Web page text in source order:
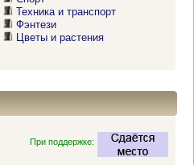
Техника и транспорт
Фэнтези
Цветы и растения
При поддержке: